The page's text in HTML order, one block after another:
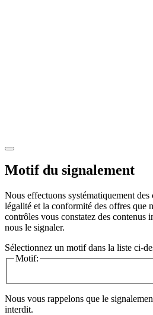
Motif du signalement
Nous effectuons systématiquement
légalité et la conformité des offres que
contrôles vous constatez des contenus
nous le signaler.
Sélectionnez un motif dans la liste ci-
Motif:
Nous vous rappelons que le
interdit.